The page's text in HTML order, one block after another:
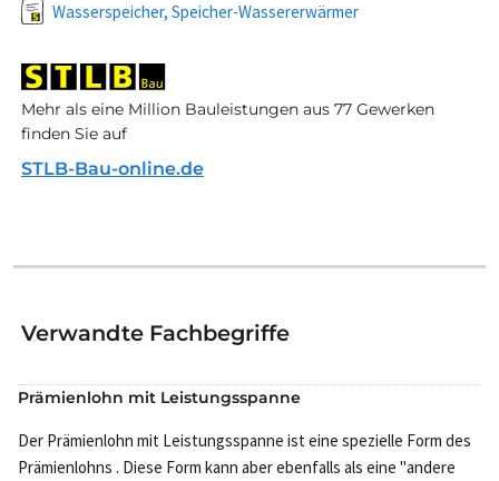
Wasserspeicher, Speicher-Wassererwärmer
Mehr als eine Million Bauleistungen aus 77 Gewerken
finden Sie auf
STLB-Bau-online.de
Verwandte Fachbegriffe
Prämienlohn mit Leistungsspanne
Der Prämienlohn mit Leistungsspanne ist eine spezielle Form des
Prämienlohns . Diese Form kann aber ebenfalls als eine "andere